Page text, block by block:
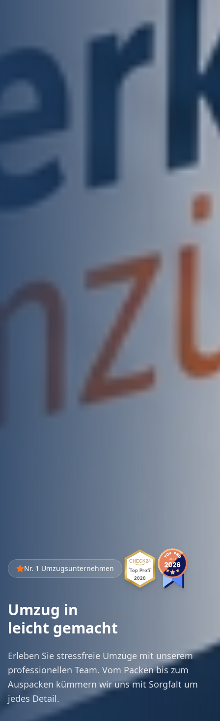
Nr. 1 Umzugsunternehmen
CHECK24
Top Profi
2020
★ ★
Umzug in
leicht gemacht
Erleben Sie stressfreie Umzüge mit unserem
professionellen Team. Vom Packen bis zum
Auspacken kümmern wir uns mit Sorgfalt um
jedes Detail.